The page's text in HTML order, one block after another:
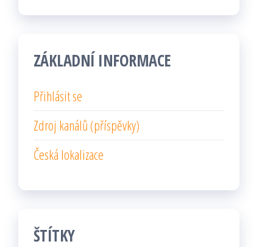
ZÁKLADNÍ INFORMACE
Přihlásit se
Zdroj kanálů (příspěvky)
Česká lokalizace
ŠTÍTKY